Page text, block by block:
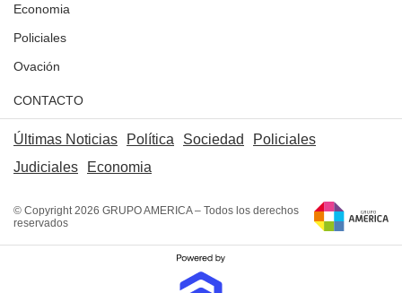
Economia
Policiales
Ovación
CONTACTO
Últimas Noticias Política Sociedad
Policiales
Judiciales
Economia
© Copyright 2026 GRUPO AMERICA – Todos los derechos
reservados